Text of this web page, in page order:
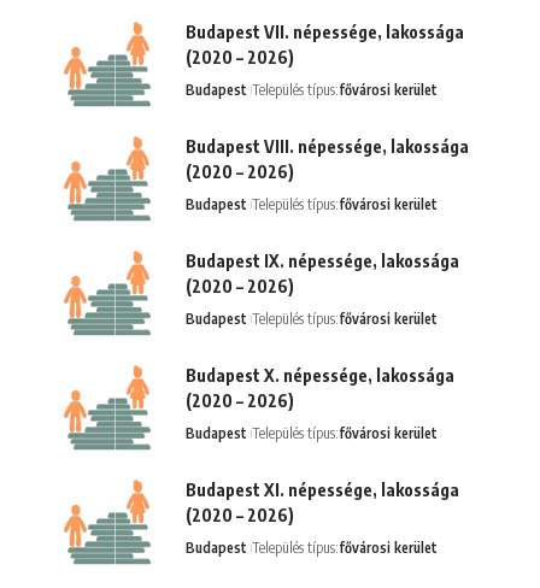
Budapest VII. népessége, lakossága
(2020 – 2026)
Budapest Település típus:fővárosi kerület
Budapest VIII. népessége, lakossága
(2020 – 2026)
Budapest Település típus:fővárosi kerület
Budapest IX. népessége, lakossága
(2020 – 2026)
Budapest Település típus:fővárosi kerület
Budapest X. népessége, lakossága
(2020 – 2026)
Budapest Település típus:fővárosi kerület
Budapest XI. népessége, lakossága
(2020 – 2026)
Budapest Település típus:fővárosi kerület